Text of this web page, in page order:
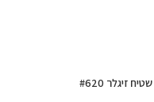
שטיח זיגלר #620